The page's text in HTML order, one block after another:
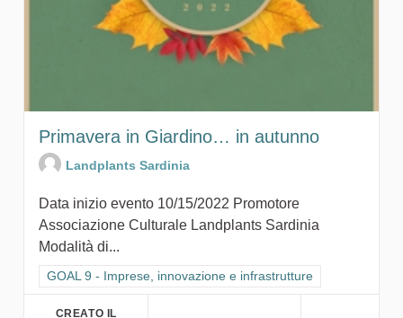
Primavera in Giardino… in autunno
Landplants Sardinia
Data inizio evento 10/15/2022 Promotore
Associazione Culturale Landplants Sardinia
Modalità di...
Filtra i risultati per categoria: GOAL 9 - Imprese, innovazione
GOAL 9 - Imprese, innovazione e infrastrutture
CREATO IL